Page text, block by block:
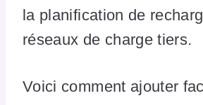
la planification de
réseaux de charge tiers.
Voici comment ajouter